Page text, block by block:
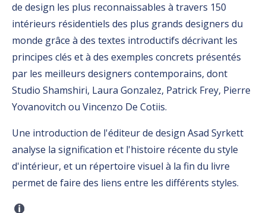
de design les plus reconnaissables à travers 150
intérieurs résidentiels des plus grands designers du
monde grâce à des textes introductifs décrivant les
principes clés et à des exemples concrets présentés
par les meilleurs designers contemporains, dont
Studio Shamshiri, Laura Gonzalez, Patrick Frey, Pierre
Yovanovitch ou Vincenzo De Cotiis.
Une introduction de l'éditeur de design Asad Syrkett
analyse la signification et l'histoire récente du style
d'intérieur, et un répertoire visuel à la fin du livre
permet de faire des liens entre les différents styles.